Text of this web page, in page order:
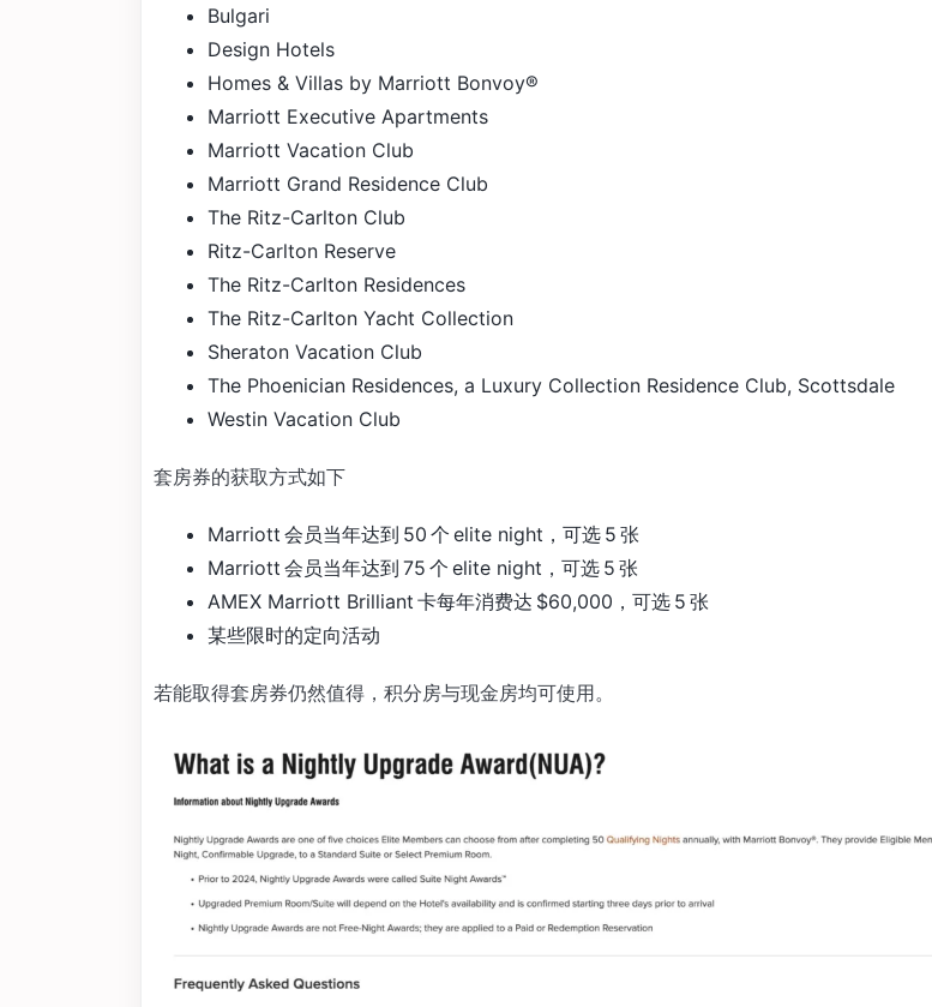
Bulgari
Design Hotels
Homes & Villas by Marriott Bonvoy®
Marriott Executive Apartments
Marriott Vacation Club
Marriott Grand Residence Club
The Ritz-Carlton Club
Ritz-Carlton Reserve
The Ritz-Carlton Residences
The Ritz-Carlton Yacht Collection
Sheraton Vacation Club
The Phoenician Residences, a Luxury Collection Residence Club, Scottsdale
Westin Vacation Club
套房券的获取方式如下
Marriott 会员当年达到 50 个 elite night，可选 5 张
Marriott 会员当年达到 75 个 elite night，可选 5 张
AMEX Marriott Brilliant 卡每年消费达 $60,000，可选 5 张
某些限时的定向活动
若能取得套房券仍然值得，积分房与现金房均可使用。